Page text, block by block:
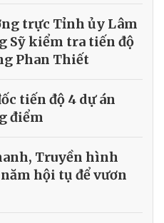
trực Tỉnh ủy Lâm
Sỹ kiểm tra tiến độ
Phan Thiết
tiến độ 4 dự án
điểm
Truyền hình
hội tụ để vươn